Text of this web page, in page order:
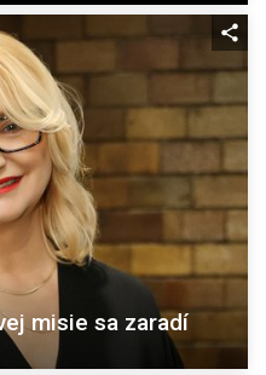
misie sa zaradí